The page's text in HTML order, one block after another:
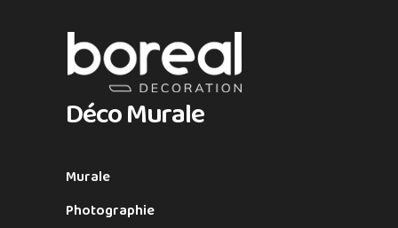
Déco Murale
Murale
Photographie